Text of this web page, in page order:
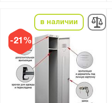
-21%
в наличии